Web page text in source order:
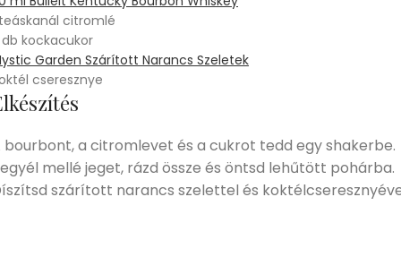
citromlé
kockacukor
Garden Szárított Narancs Szeletek
cseresznye
bourbont, a citromlevet és a cukrot tedd egy shakerbe.
mellé jeget, rázd össze és öntsd lehűtött pohárba.
szárított narancs szelettel és